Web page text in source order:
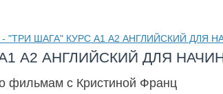
А2 АНГЛИЙСКИЙ ДЛЯ
фильмам с Кристиной Франц